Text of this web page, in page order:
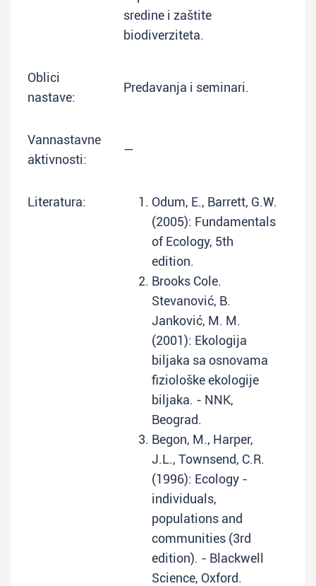
sredine i zaštite
biodiverziteta.
Oblici
nastave:
Predavanja i seminari.
Vannastavne
aktivnosti:
—
Literatura:
Odum, E., Barrett, G.W.
(2005): Fundamentals
of Ecology, 5th
edition.
Brooks Cole.
Stevanović, B.
Janković, M. M.
(2001): Ekologija
biljaka sa osnovama
fiziološke ekologije
biljaka. - NNK,
Beograd.
Begon, M., Harper,
J.L., Townsend, C.R.
(1996): Ecology -
individuals,
populations and
communities (3rd
edition). - Blackwell
Science, Oxford.